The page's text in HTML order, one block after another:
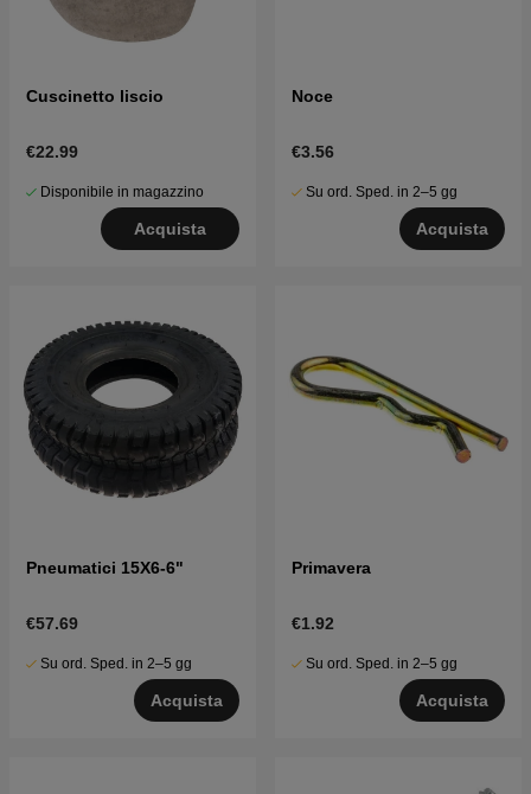
Cuscinetto liscio
€22.99
Disponibile in magazzino
Acquista
Noce
€3.56
Su ord. Sped. in 2–5 gg
Acquista
Pneumatici 15X6-6"
€57.69
Su ord. Sped. in 2–5 gg
Acquista
Primavera
€1.92
Su ord. Sped. in 2–5 gg
Acquista